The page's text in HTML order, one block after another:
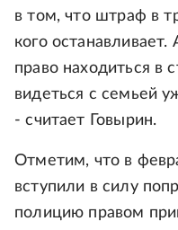
в том, что штраф в
кого останавливает.
право находиться в
видеться с семьей
- считает Говырин.
Отметим, что в
вступили в силу
полицию правом